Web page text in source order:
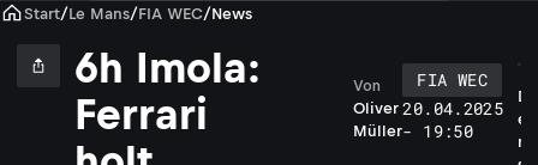
Start/Le Mans/FIA WEC/News
6h Imola:
Ferrari
Oliver
Müller
Von
FIA WEC
20.04.2025
- 19:50
D
e
r